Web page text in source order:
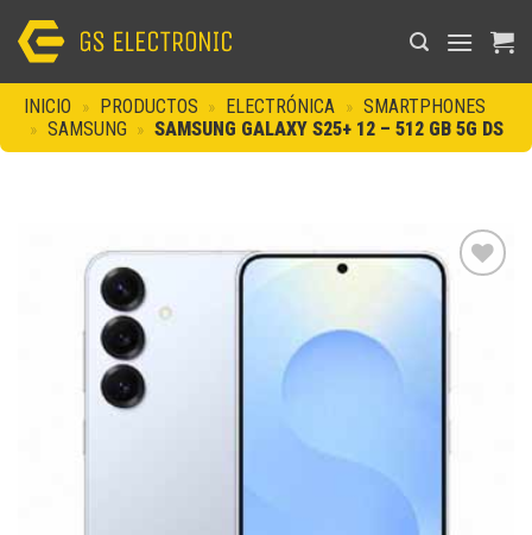
INICIO » PRODUCTOS » ELECTRÓNICA » SMARTPHONES
» SAMSUNG » SAMSUNG GALAXY S25+ 12 – 512 GB 5G DS